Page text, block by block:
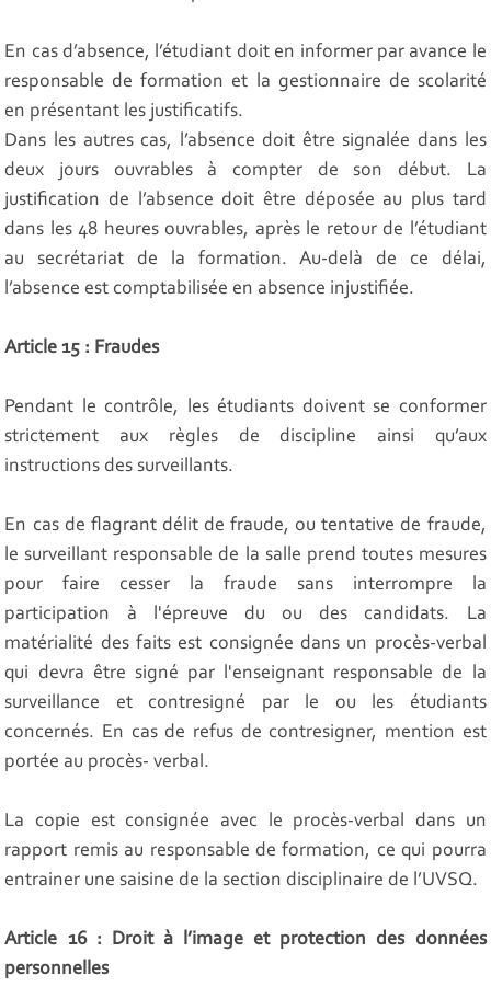
En cas d’absence, l’étudiant doit en informer par avance le
responsable de formation et la gestionnaire de scolarité
en présentant les justificatifs.
Dans les autres cas, l’absence doit être signalée dans les
deux jours ouvrables à compter de son début. La
justification de l’absence doit être déposée au plus tard
dans les 48 heures ouvrables, après le retour de l’étudiant
au secrétariat de la formation. Au-delà de ce délai,
l’absence est comptabilisée en absence injustifiée.
Article 15 : Fraudes
Pendant le contrôle, les étudiants doivent se conformer
strictement aux règles de discipline ainsi qu’aux
instructions des surveillants.
En cas de flagrant délit de fraude, ou tentative de fraude,
le surveillant responsable de la salle prend toutes mesures
pour faire cesser la fraude sans interrompre la
participation à l'épreuve du ou des candidats. La
matérialité des faits est consignée dans un procès-verbal
qui devra être signé par l'enseignant responsable de la
surveillance et contresigné par le ou les étudiants
concernés. En cas de refus de contresigner, mention est
portée au procès- verbal.
La copie est consignée avec le procès-verbal dans un
rapport remis au responsable de formation, ce qui pourra
entrainer une saisine de la section disciplinaire de l’UVSQ.
Article 16 : Droit à l’image et protection des données
personnelles